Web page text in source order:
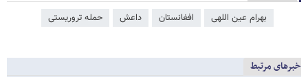
بهرام عین اللهی افغانستان داعش حمله تروریستی
خبرهای مرتبط